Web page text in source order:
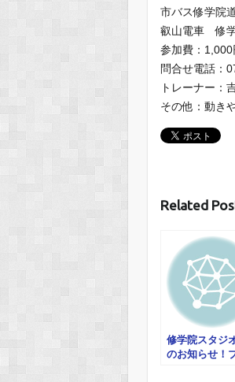
市バス修学院
叡山電車 修
参加費：1,000
問合せ電話：
トレーナー：
その他：動き
Related
修学院スタジ
のお知らせ！